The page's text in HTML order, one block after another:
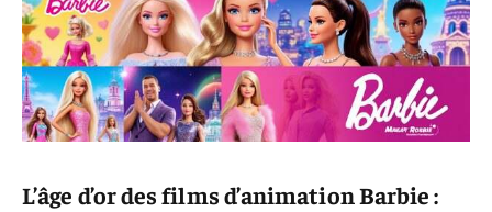
L’âge d’or des films d’animation Barbie :